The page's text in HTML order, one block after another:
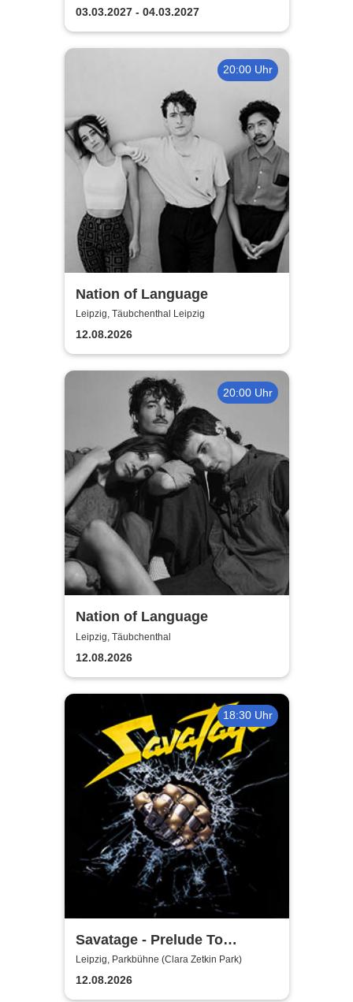
| Florian Poldrack
Zauberkunst
03.03.2027 - 04.03.2027
20:00 Uhr
Nation of Language
Leipzig, Täubchenthal Leipzig
12.08.2026
20:00 Uhr
Nation of Language
Leipzig, Täubchenthal
12.08.2026
18:30 Uhr
Savatage - Prelude To
Madness - Summer Tour 2026
Leipzig, Parkbühne (Clara Zetkin Park)
12.08.2026